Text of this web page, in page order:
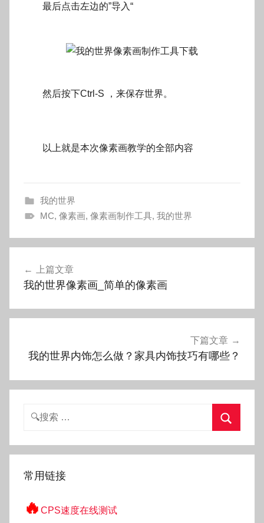
最后点击左边的”导入“
然后按下Ctrl-S ，来保存世界。
以上就是本次像素画教学的全部内容
我的世界
MC, 像素画, 像素画制作工具, 我的世界
章
航
上篇文章
我的世界像素画_简单的像素画
下篇文章
我的世界内饰怎么做？家具内饰技巧有哪些？
搜
索
常用链接
🔥 CPS速度在线测试